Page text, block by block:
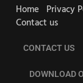
Home Privacy
Contact us
CONTACT US
DOWNLOAD